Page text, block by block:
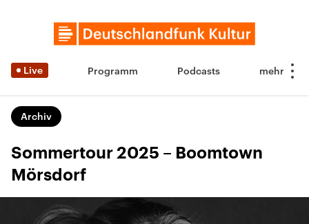
Live Programm Podcasts
Archiv
Sommertour 2025 – Boomtown
Mörsdorf